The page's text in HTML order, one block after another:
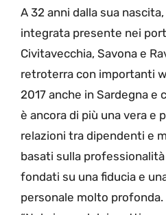
A 32 anni dalla sua
integrata presente nei
Civitavecchia, Savona e
retroterra con importanti
2017 anche in Sardegna e
è ancora di più una vera e
relazioni tra dipendenti e
basati sulla
fondati su una fiducia e
personale molto profonda.